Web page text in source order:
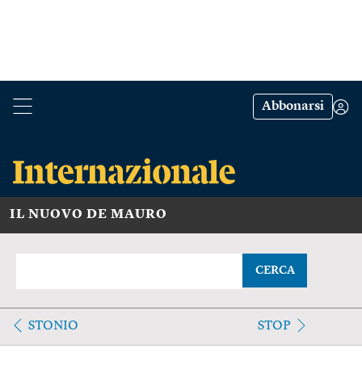
Abbonarsi
IL NUOVO DE MAURO
CERCA
STONIO STOP